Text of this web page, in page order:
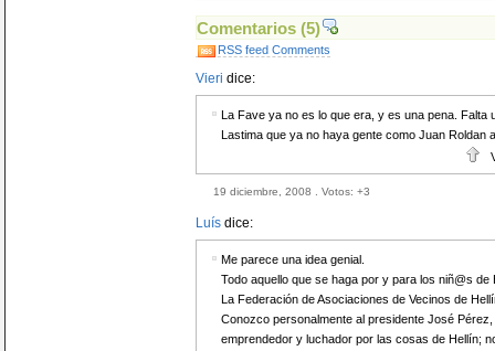
Comentarios (5)
RSS feed Comments
Vieri dice:
La Fave ya no es lo que era, y es una pena. Falta
Lastima que ya no haya gente como Juan Roldan
19 diciembre, 2008 . Votos: +3
Luís dice:
Me parece una idea genial.
Todo aquello que se haga por y para los niñ@s
La Federación de Asociaciones de Vecinos de
Conozco personalmente al presidente José
emprendedor y luchador por las cosas de Hellín;